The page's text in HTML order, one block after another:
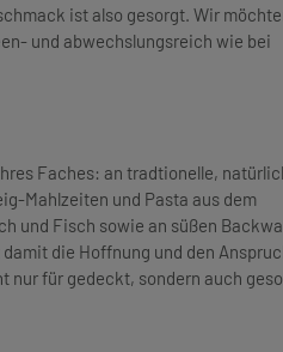
ist also gesorgt. Wir
und abwechslungsreich wie bei
Faches: an tradtionelle,
Mahlzeiten und Pasta aus dem
und Fisch sowie an süßen
die Hoffnung und den
nur für gedeckt, sondern auch